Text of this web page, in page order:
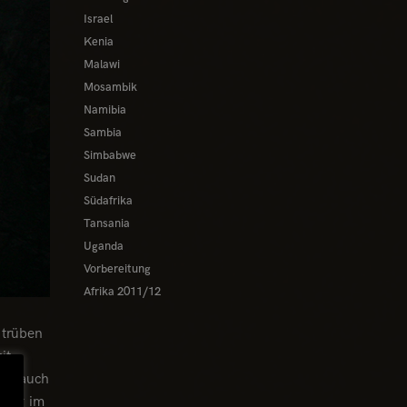
auch
im
Israel
Kenia
Malawi
Mosambik
Namibia
Sambia
Simbabwe
Sudan
Südafrika
Tansania
Uganda
Vorbereitung
Afrika 2011/12